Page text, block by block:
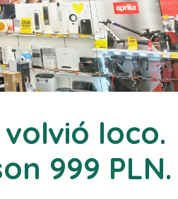
loco.
999 PLN.